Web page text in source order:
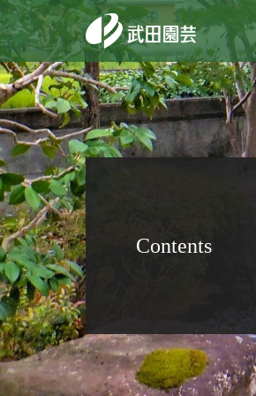
Contents